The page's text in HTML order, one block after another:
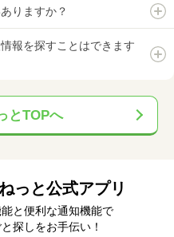
りますか？
報を探すことはできます
とTOPへ
っと公式アプリ
と便利な通知機能で
探しをお手伝い！